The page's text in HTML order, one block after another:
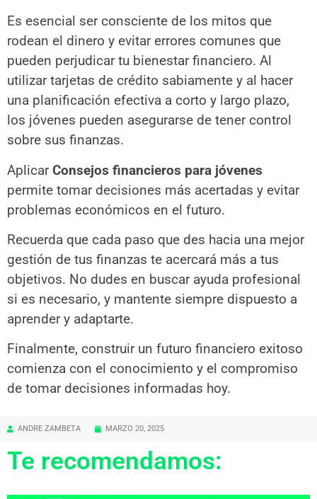
Es esencial ser consciente de los mitos que
rodean el dinero y evitar errores comunes que
pueden perjudicar tu bienestar financiero. Al
utilizar tarjetas de crédito sabiamente y al hacer
una planificación efectiva a corto y largo plazo,
los jóvenes pueden asegurarse de tener control
sobre sus finanzas.
AplicarConsejos financieros para jóvenes
permite tomar decisiones más acertadas y evitar
problemas económicos en el futuro.
Recuerda que cada paso que des hacia una mejor
gestión de tus finanzas te acercará más a tus
objetivos. No dudes en buscar ayuda profesional
si es necesario, y mantente siempre dispuesto a
aprender y adaptarte.
Finalmente, construir un futuro financiero exitoso
comienza con el conocimiento y el compromiso
de tomar decisiones informadas hoy.
ANDRE ZAMBETA MARZO 20, 2025
Te recomendamos: